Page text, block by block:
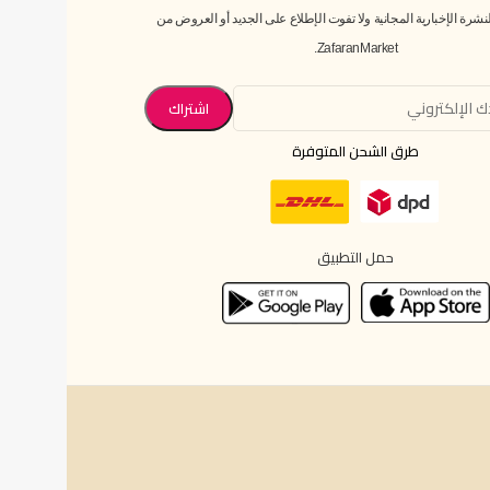
الإخبارية المجانية ولا تفوت الإطلاع على الجديد أو العروض من
ZafaranMarket.
طرق الشحن المتوفرة
حمل التطبيق